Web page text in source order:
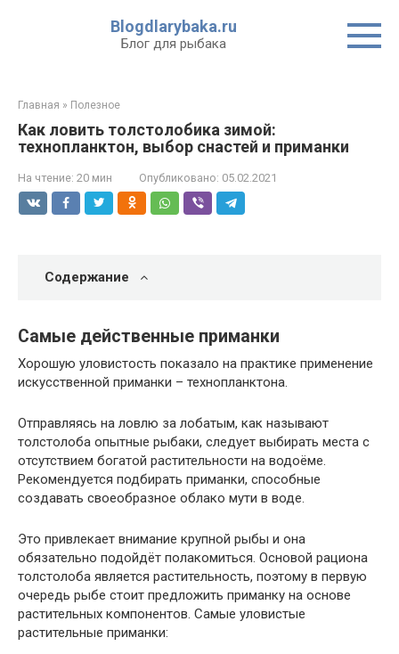
Blogdlarybaka.ru
Блог для рыбака
Главная » Полезное
Как ловить толстолобика зимой:
технопланктон, выбор снастей и приманки
На чтение: 20 мин Опубликовано: 05.02.2021
Содержание
Самые действенные приманки
Хорошую уловистость показало на практике применение
искусственной приманки – технопланктона.
Отправляясь на ловлю за лобатым, как называют
толстолоба опытные рыбаки, следует выбирать места с
отсутствием богатой растительности на водоёме.
Рекомендуется подбирать приманки, способные
создавать своеобразное облако мути в воде.
Это привлекает внимание крупной рыбы и она
обязательно подойдёт полакомиться. Основой рациона
толстолоба является растительность, поэтому в первую
очередь рыбе стоит предложить приманку на основе
растительных компонентов. Самые уловистые
растительные приманки: